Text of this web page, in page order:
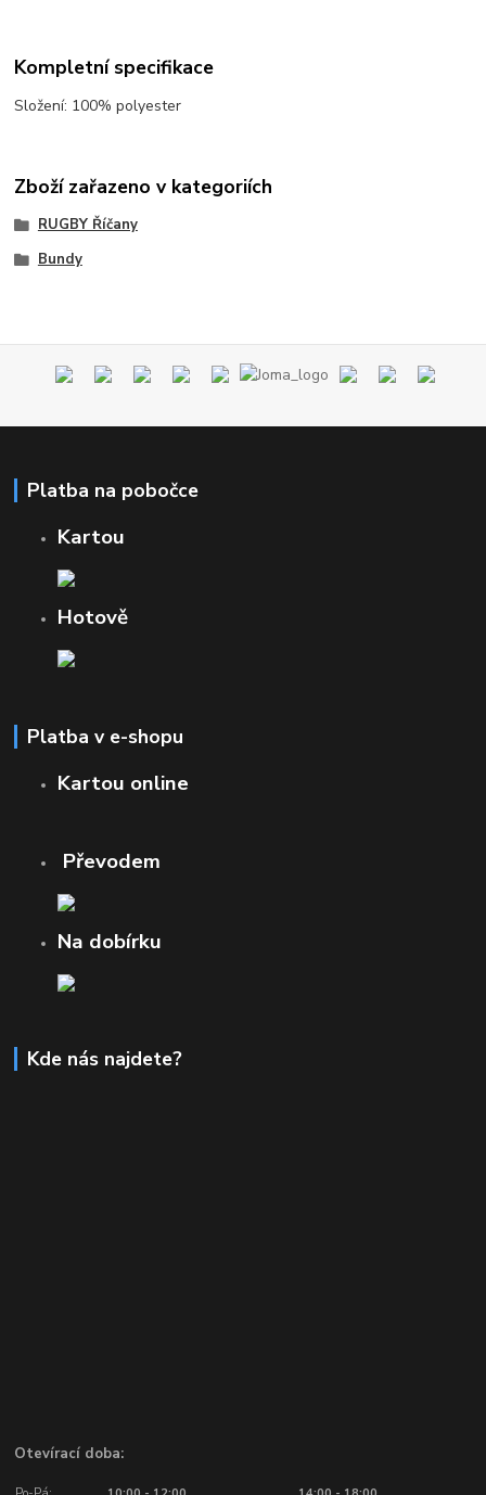
Kompletní specifikace
Složení: 100% polyester
Zboží zařazeno v kategoriích
RUGBY Říčany
Bundy
Platba na pobočce
Kartou
Hotově
Platba v e-shopu
Kartou online
Převodem
Na dobírku
Kde nás najdete?
Otevírací doba: